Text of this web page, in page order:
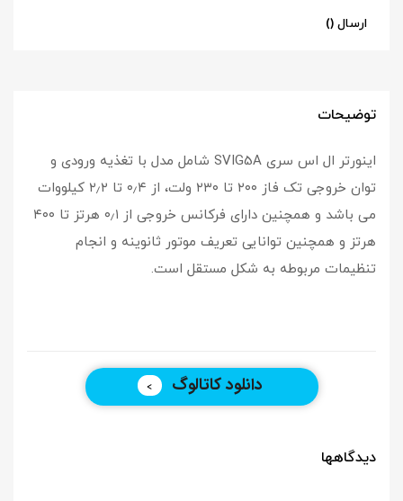
ارسال ()
توضیحات
اینورتر ال اس سری SVIG5A شامل مدل با تغذیه ورودی و
توان خروجی تک فاز ۲۰۰ تا ۲۳۰ ولت، از ۰٫۴ تا ۲٫۲ کیلووات
می باشد و همچنین دارای فرکانس خروجی از ۰٫۱ هرتز تا ۴۰۰
هرتز و همچنین توانایی تعریف موتور ثانوینه و انجام
تنظیمات مربوطه به شکل مستقل است.
دانلود کاتالوگ
دیدگاهها